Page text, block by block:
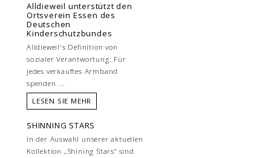
Alldieweil unterstützt den
Ortsverein Essen des
Deutschen
Kinderschutzbundes
Alldieweil's Definition von
sozialer Verantwortung: Für
jedes verkauftes Armband
spenden ...
LESEN SIE MEHR
SHINNING STARS
In der Auswahl unserer aktuellen
Kollektion „Shining Stars“ sind